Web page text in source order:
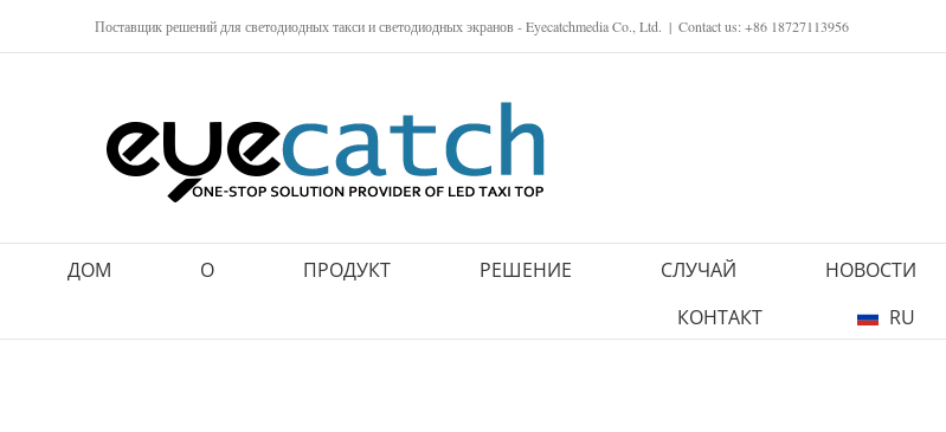
к
Поставщик решений для светодиодных такси и светодиодных экранов - Eyecatchmedia Co., Ltd. | Contact us: +86 18727113956
ДОМ О ПРОДУКТ РЕШЕНИЕ СЛУЧАЙ НОВОСТИ
КОНТАКТ
RU